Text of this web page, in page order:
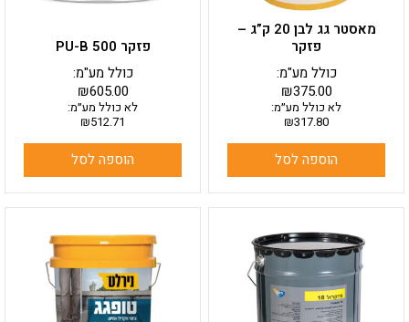
מאסטר גג לבן 20 ק”ג –
פזקר
₪375.00
כולל מע"מ:
לא כולל מע״מ:
₪317.80
הוספה לסל
פזקר PU-B 500
₪605.00
כולל מע"מ:
לא כולל מע״מ:
₪512.71
הוספה לסל